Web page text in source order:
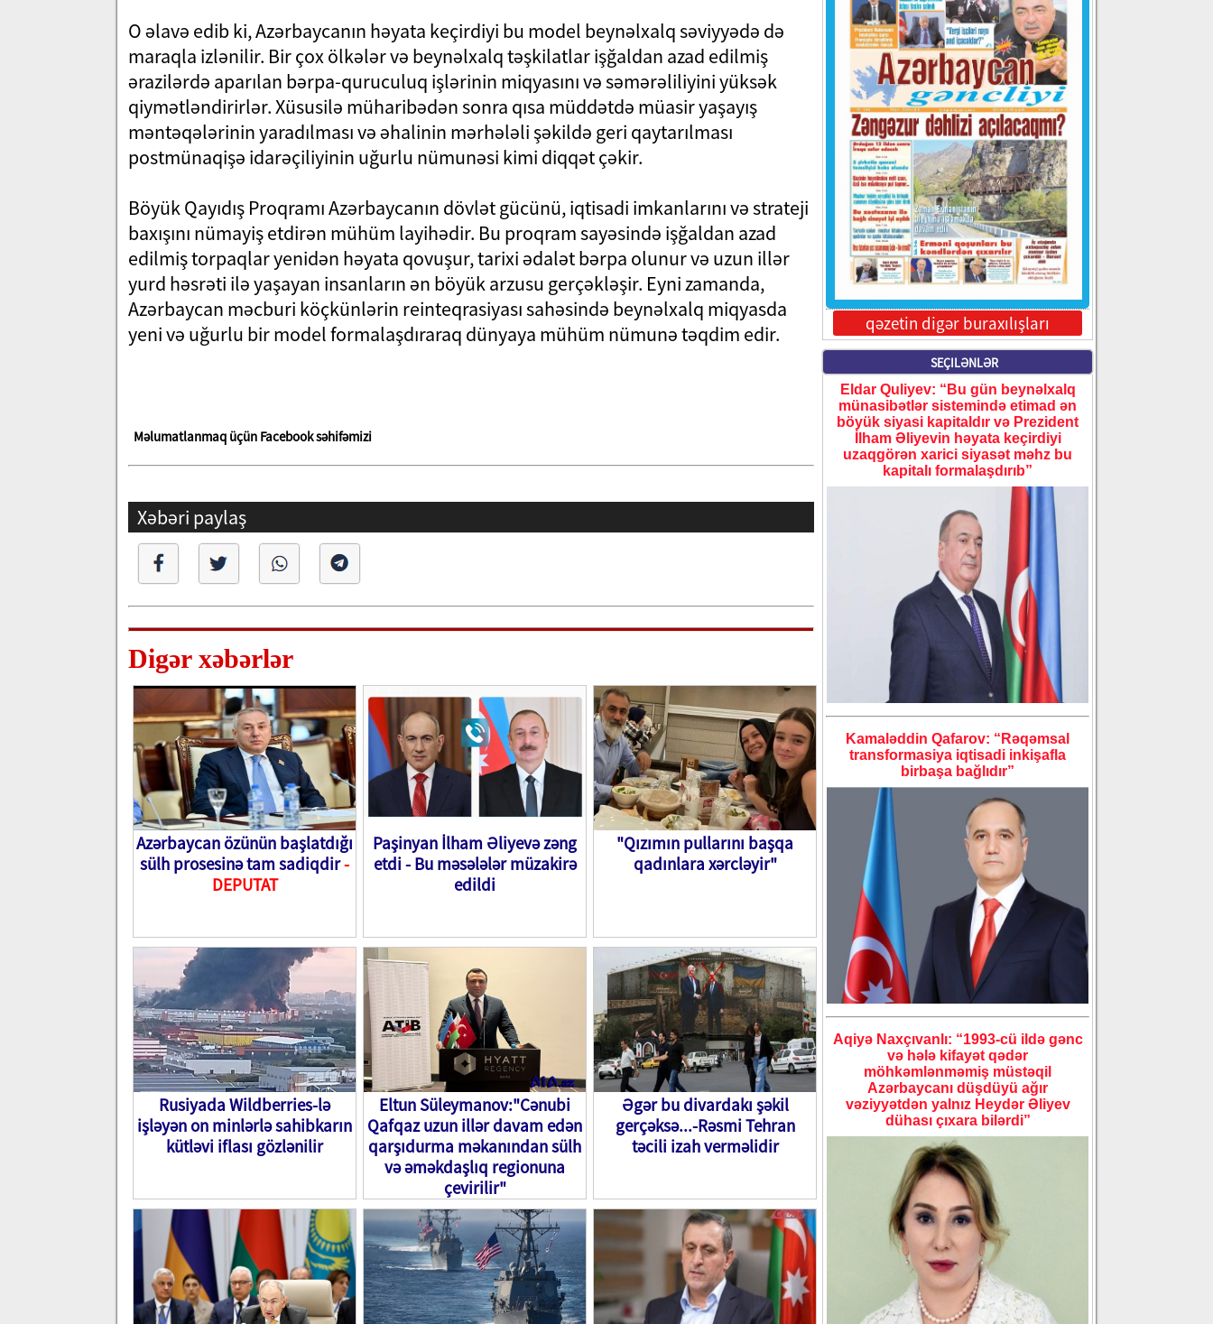
O əlavə edib ki, Azərbaycanın həyata keçirdiyi bu model beynəlxalq səviyyədə də
maraqla izlənilir. Bir çox ölkələr və beynəlxalq təşkilatlar işğaldan azad edilmiş
ərazilərdə aparılan bərpa-quruculuq işlərinin miqyasını və səmərəliliyini yüksək
qiymətləndirirlər. Xüsusilə müharibədən sonra qısa müddətdə müasir yaşayış
məntəqələrinin yaradılması və əhalinin mərhələli şəkildə geri qaytarılması
postmünaqişə idarəçiliyinin uğurlu nümunəsi kimi diqqət çəkir.
Böyük Qayıdış Proqramı Azərbaycanın dövlət gücünü, iqtisadi imkanlarını və strateji
baxışını nümayiş etdirən mühüm layihədir. Bu proqram sayəsində işğaldan azad
edilmiş torpaqlar yenidən həyata qovuşur, tarixi ədalət bərpa olunur və uzun illər
yurd həsrəti ilə yaşayan insanların ən böyük arzusu gerçəkləşir. Eyni zamanda,
Azərbaycan məcburi köçkünlərin reinteqrasiyası sahəsində beynəlxalq miqyasda
yeni və uğurlu bir model formalaşdıraraq dünyaya mühüm nümunə təqdim edir.
Məlumatlanmaq üçün Facebook səhifəmizi
Xəbəri paylaş
Digər xəbərlər
Azərbaycan özünün başlatdığı
sülh prosesinə tam sadiqdir-
DEPUTAT
Paşinyan İlham Əliyevə zəng
etdi - Bu məsələlər müzakirə
edildi
"Qızımın pullarını başqa
qadınlara xərcləyir"
Rusiyada Wildberries-lə
işləyən on minlərlə sahibkarın
kütləvi iflası gözlənilir
Eltun Süleymanov:"Cənubi
Qafqaz uzun illər davam edən
qarşıdurma məkanından sülh
və əməkdaşlıq regionuna
çevirilir"
Əgər bu divardakı şəkil
gerçəksə...-Rəsmi Tehran
təcili izah verməlidir
qəzetin digər buraxılışları
SEÇILƏNLƏR
Eldar Quliyev: “Bu gün beynəlxalq
münasibətlər sistemində etimad ən
böyük siyasi kapitaldır və Prezident
İlham Əliyevin həyata keçirdiyi
uzaqgörən xarici siyasət məhz bu
kapitalı formalaşdırıb”
Kamaləddin Qafarov: “Rəqəmsal
transformasiya iqtisadi inkişafla
birbaşa bağlıdır”
Aqiyə Naxçıvanlı: “1993-cü ildə gənc
və hələ kifayət qədər
möhkəmlənməmiş müstəqil
Azərbaycanı düşdüyü ağır
vəziyyətdən yalnız Heydər Əliyev
dühası çıxara bilərdi”